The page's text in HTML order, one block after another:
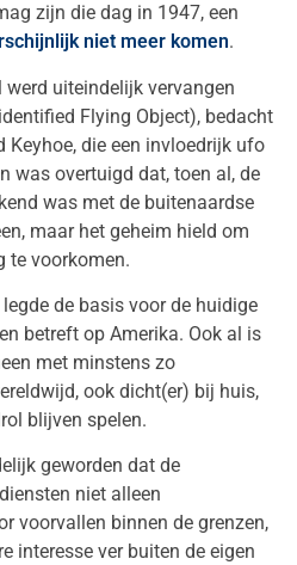
zijn die dag in 1947, een
niet meer komen.
uiteindelijk vervangen
Flying Object), bedacht
die een invloedrijk ufo
was overtuigd dat, toen al, de
was met de buitenaardse
maar het geheim hield om
te voorkomen.
de basis voor de huidige
betreft op Amerika. Ook al is
met minstens zo
ook dicht(er) bij huis,
blijven spelen.
geworden dat de
niet alleen
voorvallen binnen de grenzen,
interesse ver buiten de eigen